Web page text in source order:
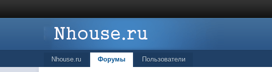
Nhouse.ru Форумы Пользователи